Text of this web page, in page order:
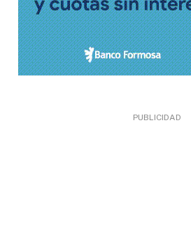
PUBLICIDAD